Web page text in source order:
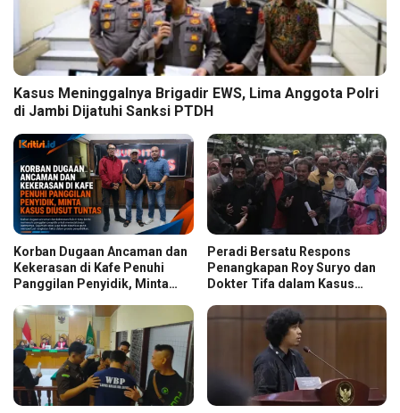
Kasus Meninggalnya Brigadir EWS, Lima Anggota Polri
di Jambi Dijatuhi Sanksi PTDH
Korban Dugaan Ancaman dan
Kekerasan di Kafe Penuhi
Panggilan Penyidik, Minta
Peradi Bersatu Respons
Penangkapan Roy Suryo dan
Dokter Tifa dalam Kasus